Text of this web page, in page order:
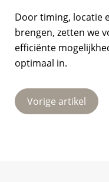
Door timing, locatie
brengen, zetten we
efficiënte
optimaal in.
Vorige artikel